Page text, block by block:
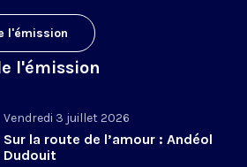
l'émission
l'émission
Vendredi 3 juillet 2026
Sur la route de l’amour : Andéol
Dudouit